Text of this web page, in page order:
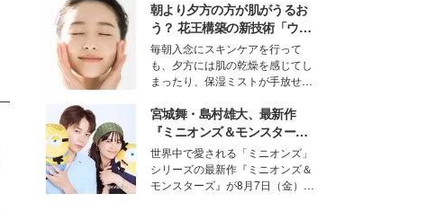
ションの完成度を高めるベースと
して、“髪そのものの美しさ”に改
めて注目する人が増えている様
子。今回は、そんな憧れの艶やか
な髪を日常で叶える、美容好きの
女性たちのヘアケア事情を紹介し
ます。
朝より夕方の方が肌がうるお
う？ 花王構築の新技術「ウォ
ーターキャプチャリングスキ
ン（捕水肌）」がスキンケア
の常識を変える予感
毎朝入念にスキンケアを行って
も、夕方には肌の乾燥を感じてし
まったり、保湿ミストが手放せな
な美容の常識を大きく変える可能
性を秘めた、革新的な「Water
Capturing Skin（ウォーターキャ
プチャリングスキン：捕水肌）」
技術を、花王が構築した。
宮城舞・島村雄大、最新作
『ミニオンズ＆モンスター
ズ』の魅力熱弁 ハチャメチャ
だけじゃない“友情と絆”に感
動
世界中で愛される「ミニオンズ」
シリーズの最新作『ミニオンズ＆
モンスターズ』が8月7日（金）に